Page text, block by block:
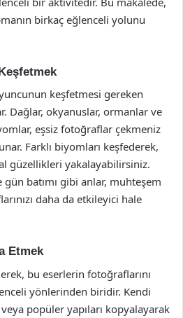
birkaç eğlenceli yolunu
keşfetmesi gereken
Dağlar, okyanuslar, ormanlar ve
eşsiz fotoğraflar çekmeniz
Farklı biyomları keşfederek,
güzellikleri yakalayabilirsiniz.
batımı gibi anlar, muhteşem
daha da etkileyici hale
Etmek
bu eserlerin fotoğraflarını
yönlerinden biridir. Kendi
popüler yapıları kopyalayarak